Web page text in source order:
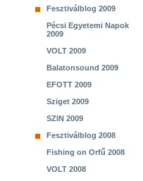
Fesztiválblog 2009
Pécsi Egyetemi Napok
2009
VOLT 2009
Balatonsound 2009
EFOTT 2009
Sziget 2009
SZIN 2009
Fesztiválblog 2008
Fishing on Orfű 2008
VOLT 2008